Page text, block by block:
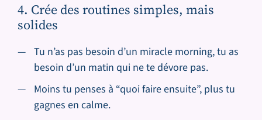
4. Crée des routines simples, mais
solides
Tu n’as pas besoin d’un miracle morning, tu as
besoin d’un matin qui ne te dévore pas.
Moins tu penses à “quoi faire ensuite”, plus tu
gagnes en calme.